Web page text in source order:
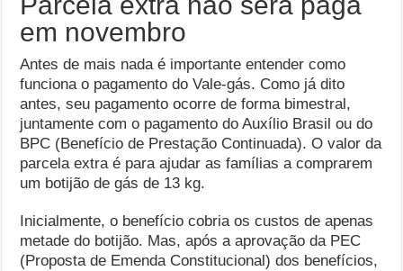
em novembro
Antes de mais nada é importante entender como
funciona o pagamento do Vale-gás. Como já dito
antes, seu pagamento ocorre de forma bimestral,
juntamente com o pagamento do Auxílio Brasil ou do
BPC (Benefício de Prestação Continuada). O valor da
parcela extra é para ajudar as famílias a comprarem
um botijão de gás de 13 kg.
Inicialmente, o benefício cobria os custos de apenas
metade do botijão. Mas, após a aprovação da PEC
(Proposta de Emenda Constitucional) dos benefícios,